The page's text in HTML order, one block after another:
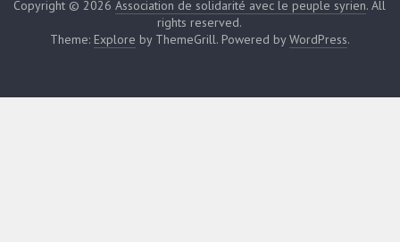
Copyright © 2026Association de solidarité avec le peuple syrien. All
rights reserved.
Theme: Explore by ThemeGrill. Powered byWordPress.